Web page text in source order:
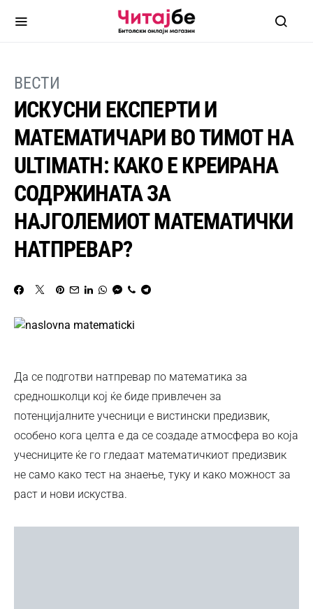
ВЕСТИ
ИСКУСНИ ЕКСПЕРТИ И
МАТЕМАТИЧАРИ ВО ТИМОТ НА
ULTIMATH: КАКО Е КРЕИРАНА
СОДРЖИНАТА ЗА
НАЈГОЛЕМИОТ МАТЕМАТИЧКИ
НАТПРЕВАР?
Да се подготви натпревар по математика за
средношколци кој ќе биде привлечен за
потенцијалните учесници е вистински предизвик,
особено кога целта е да се создаде атмосфера во која
учесниците ќе го гледаат математичкиот предизвик
не само како тест на знаење, туку и како можност за
раст и нови искуства.